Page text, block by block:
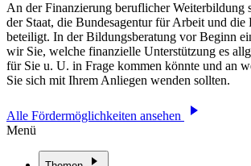
An der Finanzierung beruflicher Weiterbildung
der Staat, die Bundesagentur für Arbeit und die
beteiligt. In der Bildungsberatung vor Beginn
wir Sie, welche finanzielle Unterstützung es
für Sie u. U. in Frage kommen könnte und an
Sie sich mit Ihrem Anliegen wenden sollten.
Alle Fördermöglichkeiten ansehen
Menü